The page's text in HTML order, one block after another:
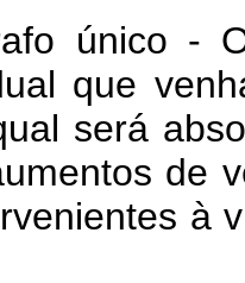
único - O
que
será
de
à